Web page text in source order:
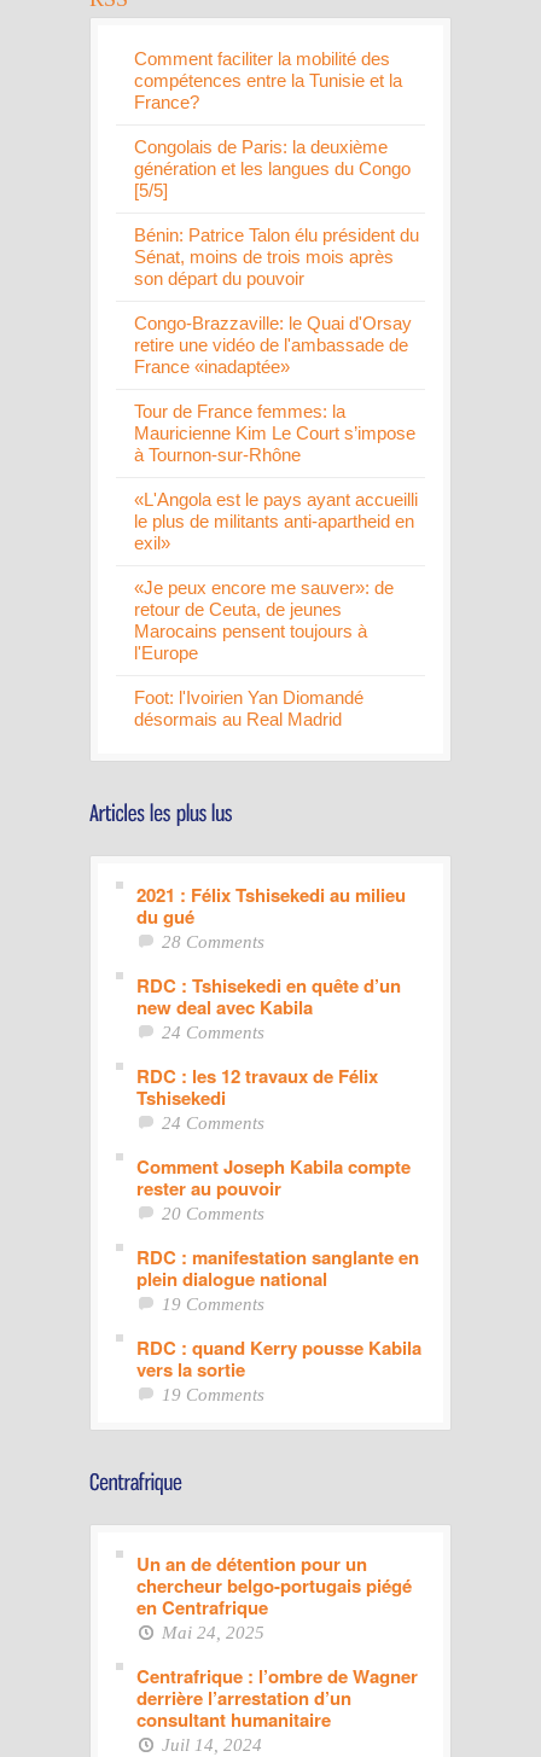
Comment faciliter la mobilité des
compétences entre la Tunisie et la
France?
Congolais de Paris: la deuxième
génération et les langues du Congo
[5/5]
Bénin: Patrice Talon élu président du
Sénat, moins de trois mois après
son départ du pouvoir
Congo-Brazzaville: le Quai d'Orsay
retire une vidéo de l'ambassade de
France «inadaptée»
Tour de France femmes: la
Mauricienne Kim Le Court s’impose
à Tournon-sur-Rhône
«L'Angola est le pays ayant accueilli
le plus de militants anti-apartheid en
exil»
«Je peux encore me sauver»: de
retour de Ceuta, de jeunes
Marocains pensent toujours à
l'Europe
Foot: l'Ivoirien Yan Diomandé
désormais au Real Madrid
2021 : Félix Tshisekedi au milieu
du gué
28 Comments
RDC : Tshisekedi en quête d’un
new deal avec Kabila
24 Comments
RDC : les 12 travaux de Félix
Tshisekedi
24 Comments
Comment Joseph Kabila compte
rester au pouvoir
20 Comments
RDC : manifestation sanglante en
plein dialogue national
19 Comments
RDC : quand Kerry pousse Kabila
vers la sortie
19 Comments
Un an de détention pour un
chercheur belgo-portugais piégé
en Centrafrique
Mai 24, 2025
Centrafrique : l’ombre de Wagner
derrière l’arrestation d’un
consultant humanitaire
Juil 14, 2024